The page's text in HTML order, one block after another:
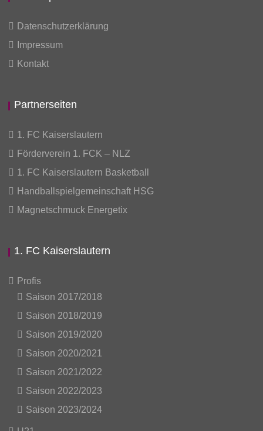
Datenschutzerklärung
Impressum
Kontakt
Partnerseiten
1. FC Kaiserslautern
Förderverein 1. FCK – NLZ
1. FC Kaiserslautern Basketball
Handballspielgemeinschaft HSG
Magnetschmuck Energetix
1. FC Kaiserslautern
Profis
Saison 2017/2018
Saison 2018/2019
Saison 2019/2020
Saison 2020/2021
Saison 2021/2022
Saison 2022/2023
Saison 2023/2024